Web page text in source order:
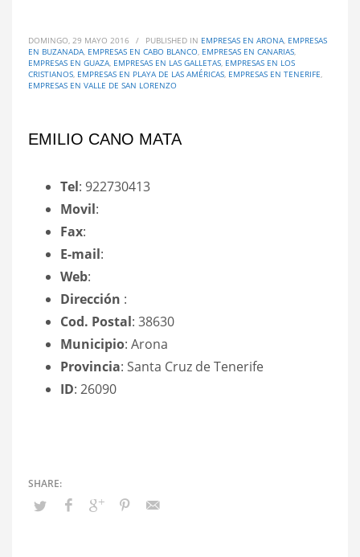
DOMINGO, 29 MAYO 2016 / PUBLISHED IN EMPRESAS EN ARONA, EMPRESAS
EN BUZANADA, EMPRESAS EN CABO BLANCO, EMPRESAS EN CANARIAS,
EMPRESAS EN GUAZA, EMPRESAS EN LAS GALLETAS, EMPRESAS EN LOS
CRISTIANOS, EMPRESAS EN PLAYA DE LAS AMÉRICAS, EMPRESAS EN TENERIFE,
EMPRESAS EN VALLE DE SAN LORENZO
EMILIO CANO MATA
Tel: 922730413
Movil:
Fax:
E-mail:
Web:
Dirección :
Cod. Postal: 38630
Municipio: Arona
Provincia: Santa Cruz de Tenerife
ID: 26090